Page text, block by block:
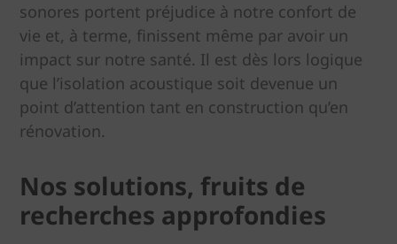
sonores portent préjudice à notre confort de
vie et, à terme, finissent même par avoir un
impact sur notre santé. Il est dès lors logique
que l’isolation acoustique soit devenue un
point d’attention tant en construction qu’en
rénovation.
Nos solutions, fruits de
recherches approfondies